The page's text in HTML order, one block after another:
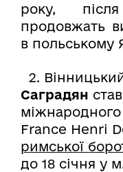
року,
продовжать
в польському
2.
Саградян
France Henri
римської
до 18 січня у